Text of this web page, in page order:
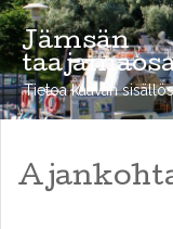
Jämsän
Tietoa kaavan